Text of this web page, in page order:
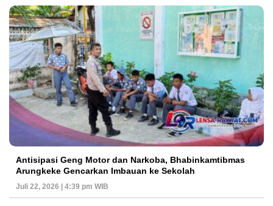
Antisipasi Geng Motor dan Narkoba, Bhabinkamtibmas
Arungkeke Gencarkan Imbauan ke Sekolah
Juli 22, 2026 | 4:39 pm WIB